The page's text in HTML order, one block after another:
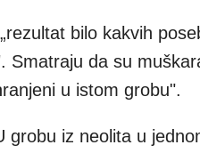
bilo kakvih
Smatraju da su
u istom grobu".
grobu iz neolita u